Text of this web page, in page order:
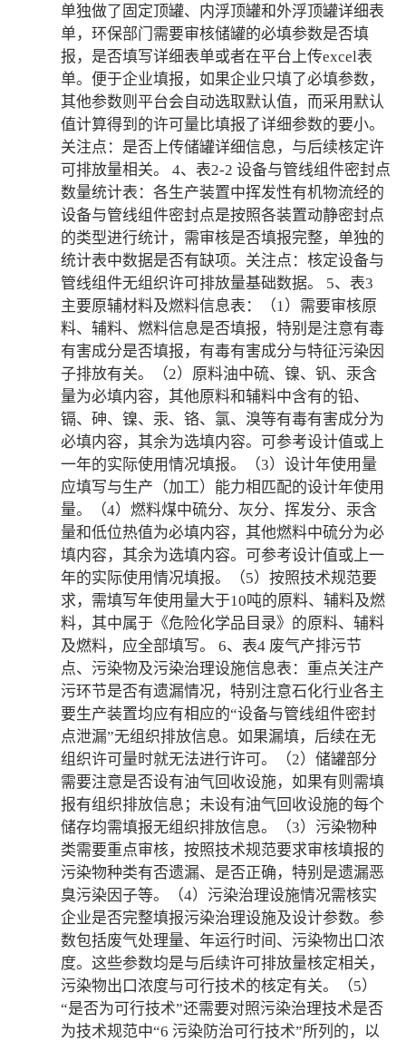
单独做了固定顶罐、内浮顶罐和外浮顶罐详细表
单，环保部门需要审核储罐的必填参数是否填
报，是否填写详细表单或者在平台上传excel表
单。便于企业填报，如果企业只填了必填参数，
其他参数则平台会自动选取默认值，而采用默认
值计算得到的许可量比填报了详细参数的要小。
关注点：是否上传储罐详细信息，与后续核定许
可排放量相关。 4、表2-2 设备与管线组件密封点
数量统计表：各生产装置中挥发性有机物流经的
设备与管线组件密封点是按照各装置动静密封点
的类型进行统计，需审核是否填报完整，单独的
统计表中数据是否有缺项。关注点：核定设备与
管线组件无组织许可排放量基础数据。 5、表3
主要原辅材料及燃料信息表：（1）需要审核原
料、辅料、燃料信息是否填报，特别是注意有毒
有害成分是否填报，有毒有害成分与特征污染因
子排放有关。（2）原料油中硫、镍、钒、汞含
量为必填内容，其他原料和辅料中含有的铅、
镉、砷、镍、汞、铬、氯、溴等有毒有害成分为
必填内容，其余为选填内容。可参考设计值或上
一年的实际使用情况填报。（3）设计年使用量
应填写与生产（加工）能力相匹配的设计年使用
量。（4）燃料煤中硫分、灰分、挥发分、汞含
量和低位热值为必填内容，其他燃料中硫分为必
填内容，其余为选填内容。可参考设计值或上一
年的实际使用情况填报。（5）按照技术规范要
求，需填写年使用量大于10吨的原料、辅料及燃
料，其中属于《危险化学品目录》的原料、辅料
及燃料，应全部填写。 6、表4 废气产排污节
点、污染物及污染治理设施信息表：重点关注产
污环节是否有遗漏情况，特别注意石化行业各主
要生产装置均应有相应的“设备与管线组件密封
点泄漏”无组织排放信息。如果漏填，后续在无
组织许可量时就无法进行许可。（2）储罐部分
需要注意是否设有油气回收设施，如果有则需填
报有组织排放信息；未设有油气回收设施的每个
储存均需填报无组织排放信息。（3）污染物种
类需要重点审核，按照技术规范要求审核填报的
污染物种类有否遗漏、是否正确，特别是遗漏恶
臭污染因子等。（4）污染治理设施情况需核实
企业是否完整填报污染治理设施及设计参数。参
数包括废气处理量、年运行时间、污染物出口浓
度。这些参数均是与后续许可排放量核定相关，
污染物出口浓度与可行技术的核定有关。（5）
“是否为可行技术”还需要对照污染治理技术是否
为技术规范中“6 污染防治可行技术”所列的，以